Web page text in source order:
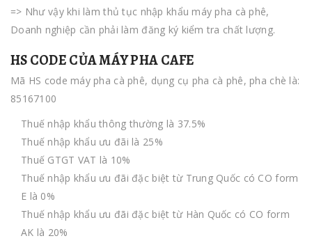
=> Như vậy khi làm thủ tục nhập khẩu máy pha cà phê,
Doanh nghiệp cần phải làm đăng ký kiểm tra chất lượng.
HS CODE CỦA MÁY PHA CAFE
Mã HS code máy pha cà phê, dụng cụ pha cà phê, pha chè là:
85167100
Thuế nhập khẩu thông thường là 37.5%
Thuế nhập khẩu ưu đãi là 25%
Thuế GTGT VAT là 10%
Thuế nhập khẩu ưu đãi đặc biệt từ Trung Quốc có CO form
E là 0%
Thuế nhập khẩu ưu đãi đặc biệt từ Hàn Quốc có CO form
AK là 20%